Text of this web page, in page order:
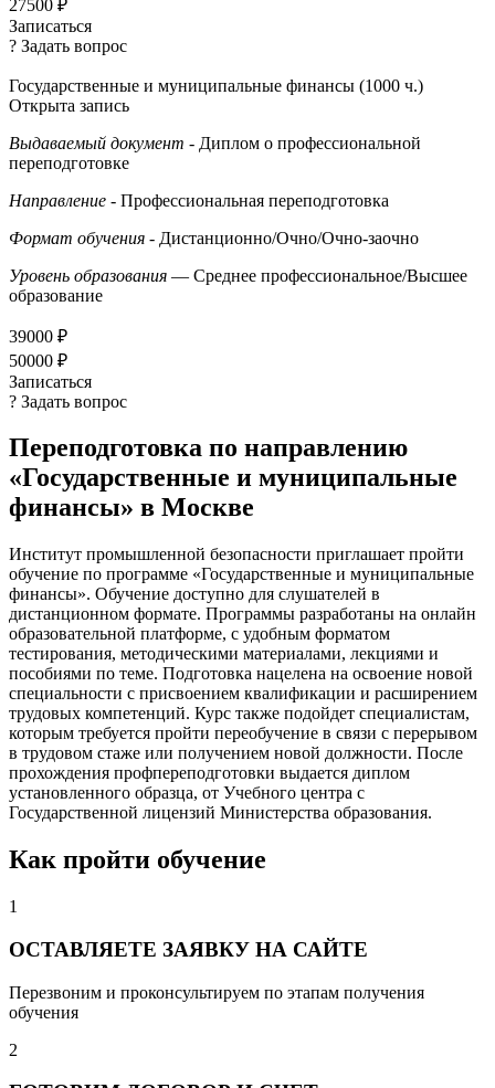
27500 ₽
Записаться
? Задать вопрос
Государственные и муниципальные финансы (1000 ч.)
Открыта запись
Выдаваемый документ - Диплом о профессиональной
переподготовке
Направление - Профессиональная переподготовка
Формат обучения - Дистанционно/Очно/Очно-заочно
Уровень образования — Среднее профессиональное/Высшее
образование
39000 ₽
50000 ₽
Записаться
? Задать вопрос
Переподготовка по направлению
«Государственные и муниципальные
финансы» в Москве
Институт промышленной безопасности приглашает пройти
обучение по программе «Государственные и муниципальные
финансы». Обучение доступно для слушателей в
дистанционном формате. Программы разработаны на онлайн
образовательной платформе, с удобным форматом
тестирования, методическими материалами, лекциями и
пособиями по теме. Подготовка нацелена на освоение новой
специальности с присвоением квалификации и расширением
трудовых компетенций. Курс также подойдет специалистам,
которым требуется пройти переобучение в связи с перерывом
в трудовом стаже или получением новой должности. После
прохождения профпереподготовки выдается диплом
установленного образца, от Учебного центра с
Государственной лицензий Министерства образования.
Как пройти обучение
1
ОСТАВЛЯЕТЕ ЗАЯВКУ НА САЙТЕ
Перезвоним и проконсультируем по этапам получения
обучения
2